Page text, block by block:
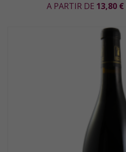
A PARTIR DE 13,80 €